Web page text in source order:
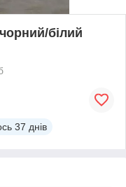
білий
37 днів